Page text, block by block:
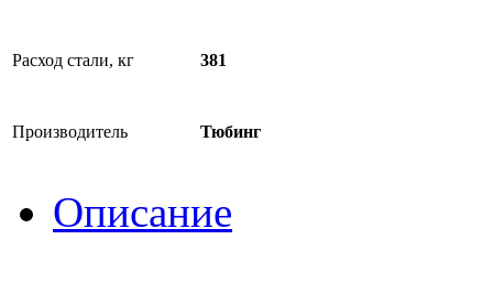
Расход стали, кг 381
Производитель Тюбинг
Описание